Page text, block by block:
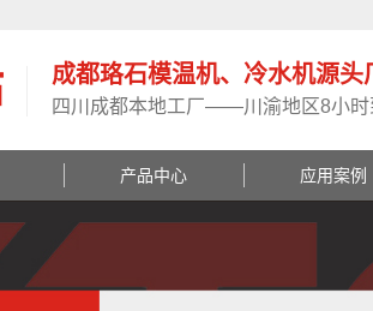
成都珞石模温机、冷水机源头
四川成都本地工厂——川渝地区8小时
产品中心 应用案例